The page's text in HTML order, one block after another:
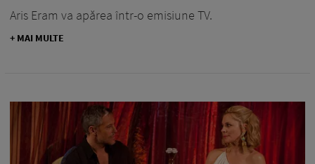
Aris Eram va apărea într-o emisiune TV.
+ MAI MULTE